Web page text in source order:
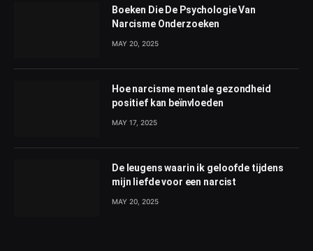
Boeken Die De Psychologie Van
Narcisme Onderzoeken
MAY 20, 2025
Hoe narcisme mentale gezondheid
positief kan beïnvloeden
MAY 17, 2025
De leugens waarin ik geloofde tijdens
mijn liefde voor een narcist
MAY 20, 2025